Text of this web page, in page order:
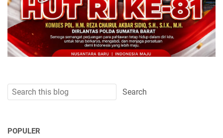
POPULER